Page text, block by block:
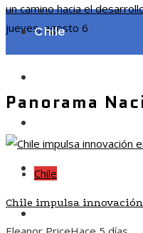
un camino hacia el
jueves, agosto 6
Chile
Responsabilidad
Inversiones y
Panorama
Chile
Chile impulsa